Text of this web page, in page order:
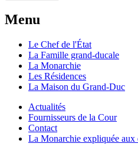
Menu
Le Chef de l'État
La Famille grand-ducale
La Monarchie
Les Résidences
La Maison du Grand-Duc
Actualités
Fournisseurs de la Cour
Contact
La Monarchie expliquée aux